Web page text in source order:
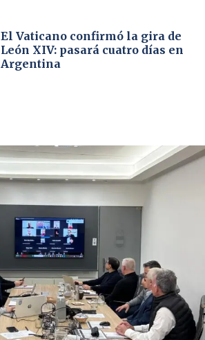
El Vaticano confirmó la gira de
León XIV: pasará cuatro días en
Argentina